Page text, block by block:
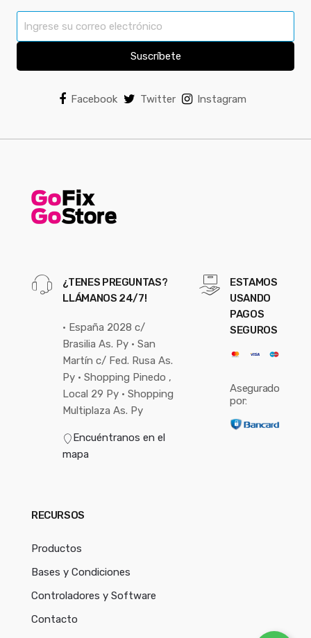
Suscríbete
Facebook Twitter Instagram
¿TENES PREGUNTAS?
LLÁMANOS 24/7!
• España 2028 c/
Brasilia As. Py • San
Martín c/ Fed. Rusa As.
Py • Shopping Pinedo ,
Local 29 Py • Shopping
Multiplaza As. Py
Encuéntranos en el
mapa
ESTAMOS
USANDO
PAGOS
SEGUROS
Asegurado
por:
RECURSOS
Productos
Bases y Condiciones
Controladores y Software
Contacto